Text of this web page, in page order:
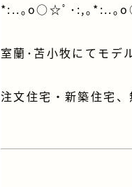
*:..｡o○☆ﾟ･:,｡*:..
室蘭･苫小牧にてモデ
注文住宅・新築住宅